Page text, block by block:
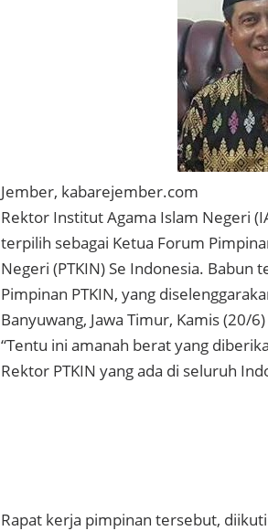
Jember, kabarejember.com
Rektor Institut Agama Islam Negeri
terpilih sebagai Ketua Forum
Negeri (PTKIN) Se Indonesia.
Pimpinan PTKIN, yang
Banyuwang, Jawa Timur, Kamis (20/
“Tentu ini amanah berat yang
Rektor PTKIN yang ada di seluruh
Rapat kerja pimpinan tersebut,